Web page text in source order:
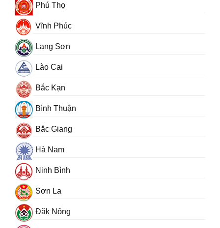
Phú Thọ
Vĩnh Phúc
Lạng Sơn
Lào Cai
Bắc Kạn
Bình Thuận
Bắc Giang
Hà Nam
Ninh Bình
Sơn La
Đăk Nông